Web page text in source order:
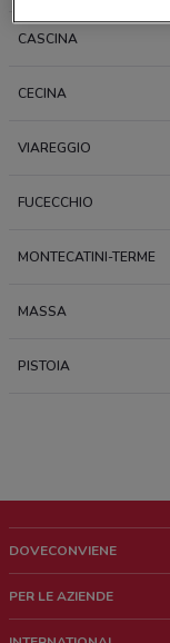
CASCINA
CECINA
VIAREGGIO
FUCECCHIO
MONTECATINI-TERME
MASSA
PISTOIA
DOVECONVIENE
Chi siamo
PER LE AZIENDE